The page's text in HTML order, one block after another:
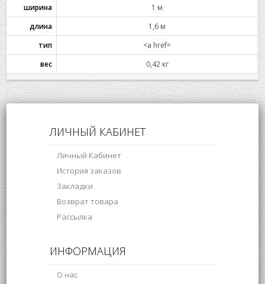
ширина
1 м
длина
1,6 м
тип
<a href=
вес
0,42 кг
ЛИЧНЫЙ КАБИНЕТ
Личный Кабинет
История заказов
Закладки
Возврат товара
Рассылка
ИНФОРМАЦИЯ
О нас